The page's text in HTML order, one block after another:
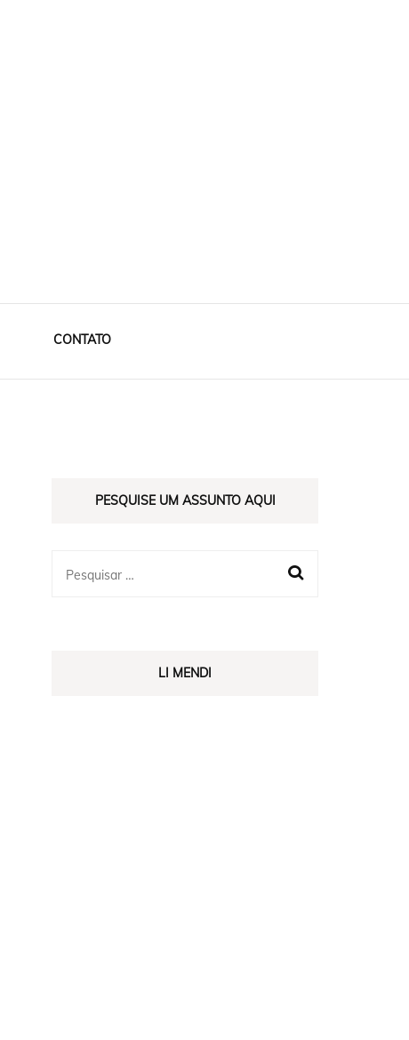
CONTATO
PESQUISE UM ASSUNTO AQUI
LI MENDI